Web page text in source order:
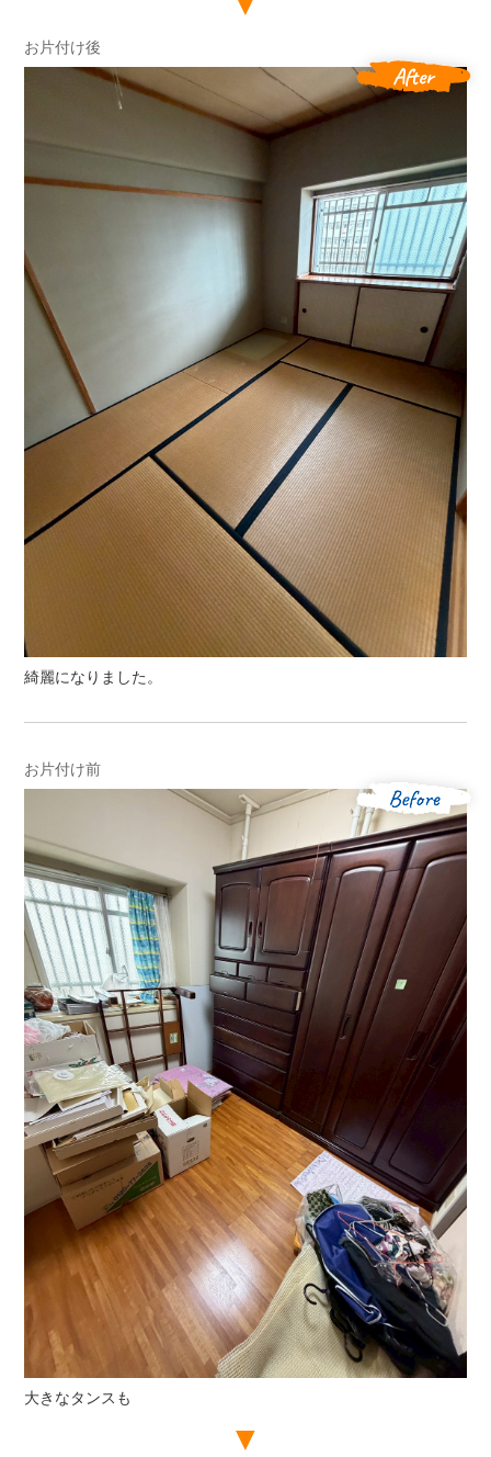
お片付け後
綺麗になりました。
お片付け前
大きなタンスも